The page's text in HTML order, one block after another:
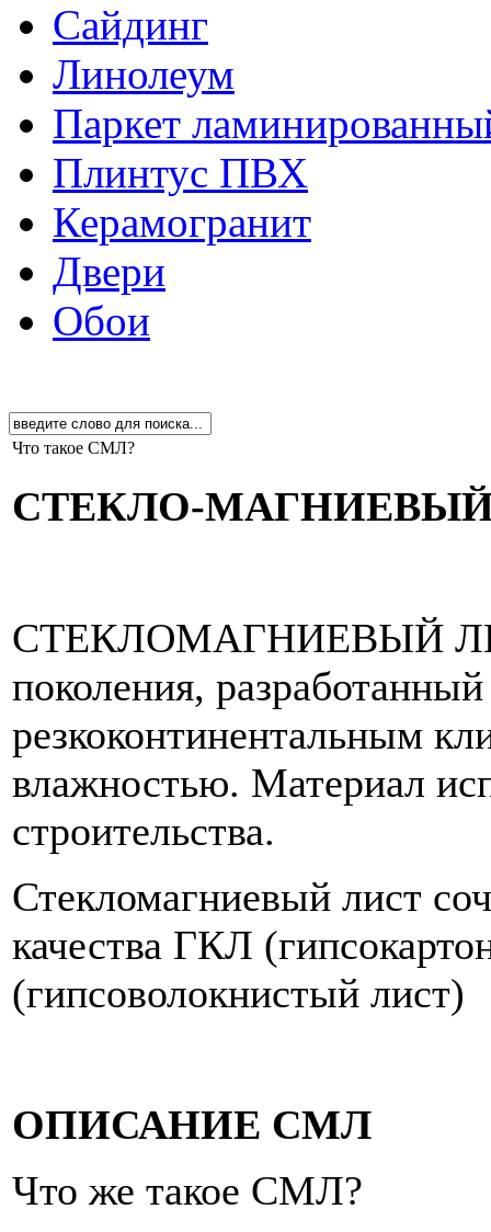
Сайдинг
Линолеум
Паркет
Плинтус ПВХ
Керамогранит
Двери
Обои
Что такое СМЛ?
СТЕКЛО-
СТЕКЛОМАГНИЕВЫЙ
поколения,
резкоконтинентальным
влажностью. Материал
строительства.
Стекломагниевый лист
качества ГКЛ
(гипсоволокнистый лист)
ОПИСАНИЕ СМЛ
Что же такое СМЛ?